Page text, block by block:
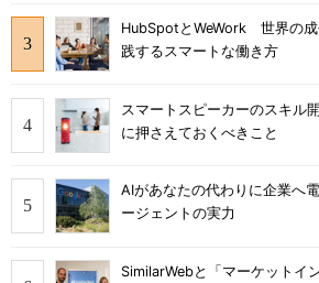
HubSpotとWeWork 世界の
践するスマートな働き方
スマートスピーカーのスキル
に押さえておくべきこと
AIがあなたの代わりに企業
ージェントの実力
SimilarWebと「マーケットイ